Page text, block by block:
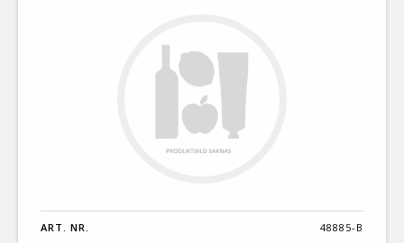
ART. NR. 48885-B